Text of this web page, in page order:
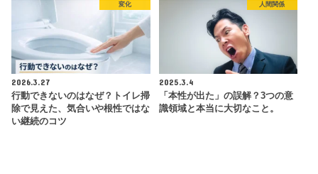
変化
2026.3.27
行動できないのはなぜ？トイレ掃
除で見えた、気合いや根性ではな
い継続のコツ
人間関係
2025.3.4
「本性が出た」の誤解？3つの意
識領域と本当に大切なこと。